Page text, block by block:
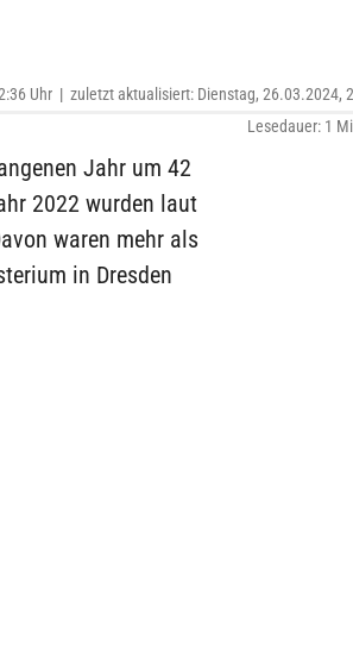
Uhr | zuletzt aktualisiert: Dienstag, 26.03.2024,
Lesedauer: 1
Jahr um 42
2022 wurden laut
waren mehr als
in Dresden